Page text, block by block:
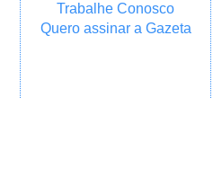
Trabalhe Conosco
Quero assinar a Gazeta